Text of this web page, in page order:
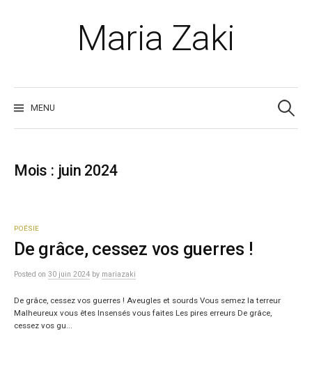
Maria Zaki
MENU
Mois : juin 2024
POÉSIE
De grâce, cessez vos guerres !
Posted on 30 juin 2024 by mariazaki
De grâce, cessez vos guerres ! Aveugles et sourds Vous semez la terreur
Malheureux vous êtes Insensés vous faites Les pires erreurs De grâce,
cessez vos gu...